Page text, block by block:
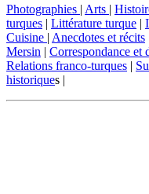
Photographies | Arts |
turques | Littérature turque |
Cuisine | Anecdotes et récits
Mersin | Correspondance et
Relations franco-turques |
historiques |